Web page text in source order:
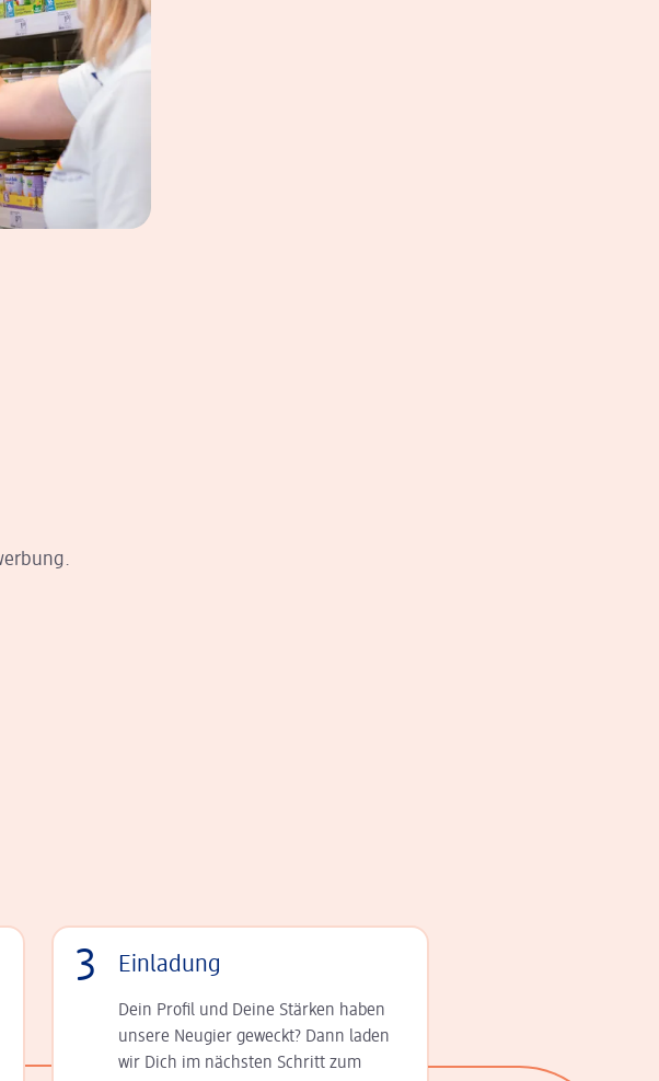
3 Einladung
Dein Profil und Deine Stär­ken haben
unsere Neugier geweckt? Dann laden
wir Dich im nächsten Schritt zum